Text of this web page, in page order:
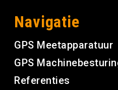
Navigatie
GPS Meetapparatuur
GPS
Referenties